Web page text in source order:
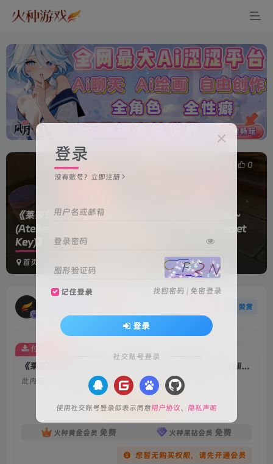
《莱莎的炼金工房３ ～终结之炼金术士与秘密钥匙～
(Atelier Ryza 3: Alchemist of the End & the Secret
Key)》
首页
0
赞赏
《莱莎的炼金工房３ ～终结之炼金术士与秘密钥匙～(Atelier Ryza 3: Alchemist of the End & the Secret Key)》
此内容为付费资源，请付费后查看
会员专属资源
火种黄金会员 免费 火种黑钻会员 免费
您暂无购买权限，请先开通会员
付费资源
登录
没有账号？立即注册
用户名或邮箱
登录密码
图形验证码
记住登录 找回密码 | 免密登录
登录
社交账号登录
使用社交账号登录即表示同意用户协议、 隐私声明